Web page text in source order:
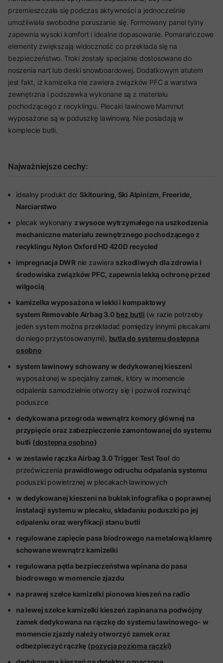
przemieszczała się podczas aktywności a jednocześnie
umożliwiała swobodne poruszanie się. Formowany panel tylny
zapewnia wysoki komfort i idealne dopasowanie. Pomarańczowe
elementy zwiększają widoczność co przekłada się na
bezpieczeństwo. Troki zostały specjalnie dostosowane do
noszenia nart lub deski snowboardowej. Dodatkowym atutem
jest fakt, iż kamizelka nie zawiera związków PFC a warstwa
zewnętrzna i podszewka wykonane są z materiału
pochodzącego z recyklingu. Plecaki lawinowe Mammut
wyposażone są w poduszkę lawinową. Nie posiadają w
komplecie butli.
Najważniejsze cechy:
idealny produkt do: Skitouring, Ski Alpinizm, Freeride,
Narciarstwo
plecak wykonany z wysoce wytrzymałego na uszkodzenia
mechaniczne materiału zewnętrznego pochodzącego z
recyklingu Nylon Oxford HD 420D recycled
impregnacja DWR nie zawiera szkodliwych dla zdrowia i
środowiska związków PFC, zapewnia lekką ochronę przed
wilgocią
kamizelka wyposażona w lekki i kompaktowy
system Removable Airbag 3.0 bez butli (w razie potrzeby
jeden system można przekładać pomiędzy innymi plecakami
do niego przystosowanymi), butla do systemu dostępna
osobno
system lawinowy schowany w dedykowanej kieszeni
wyposażonej w specjalny zamek, który w momencie
odpalenia samodzielnie otworzy się i pozwoli rozwinąć
poduszce
dedykowana przegroda wewnątrz komory głównej na
przypięcie oraz zabezpieczenie zamontowanej do systemu
butli (dostępna osobno)
w zestawie rączka Airbag 3.0 Trigger Test Tool do
przećwiczenia prawidłowego odruchu odpalania systemu
poduszki powietrznej w plecakach lawinowych
w dedykowanej kieszeni na bukłak infografika o poprawnej
instalacji systemu w plecaku, składaniu poduszki po jej
odpaleniu oraz weryfikacji stanu butli
regulowane zapięcie pasa biodrowego na metalową klamrę
schowane wewnątrz kamizelki
regulowana pętla bezpieczeństwa wpinana do pasa
biodrowego w momencie zjazdu
na prawej szelce kamizelki pionowa kieszeń na radio
na lewej szelce kamizelki kieszeń zapinana na podwójny
zamek dedykowana na rączkę do systemu lawinowego- w
momencie zjazdy należy otworzyć zamek oraz
odbezpieczyć rączkę (pozycja pozioma rączki)